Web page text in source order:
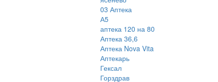
03 Аптека
А5
аптека 120 на 80
Аптека 36,6
Аптека Nova Vita
Аптекарь
Гексал
Горздрав